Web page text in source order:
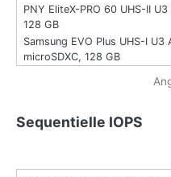
PNY EliteX-PRO 60 UHS-II U3
128 GB
Samsung EVO Plus UHS-I U3
microSDXC, 128 GB
Sequentielle IOPS